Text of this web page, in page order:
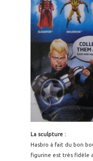
La sculpture :
Hasbro à fait du bon
figurine est très fidèle